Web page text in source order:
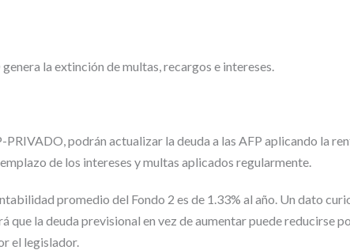
la extinción de multas, recargos e intereses.
PRIVADO, podrán actualizar la deuda a las AFP aplicando la
de los intereses y multas aplicados regularmente.
promedio del Fondo 2 es de 1.33% al año. Un dato
la deuda previsional en vez de aumentar puede reducirse
el legislador.